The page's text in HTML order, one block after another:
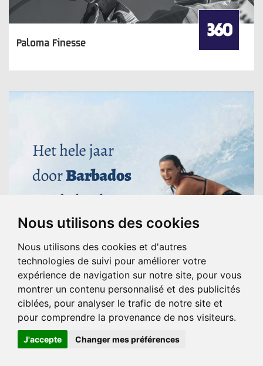
Nous utilisons des cookies
Nous utilisons des cookies et d'autres
technologies de suivi pour améliorer votre
expérience de navigation sur notre site, pour vous
montrer un contenu personnalisé et des publicités
ciblées, pour analyser le trafic de notre site et
pour comprendre la provenance de nos visiteurs.
J'accepte Changer mes préférences
Paloma Finesse